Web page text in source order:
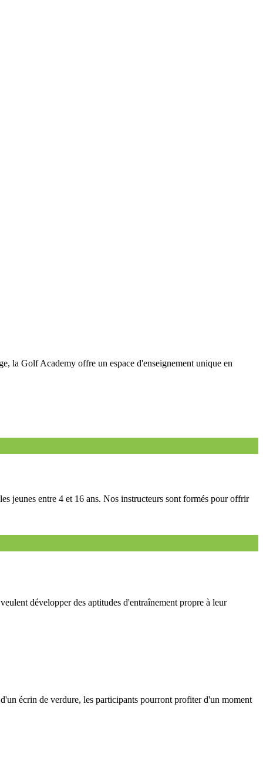
la Golf Academy offre un espace d'enseignement unique en
jeunes entre 4 et 16 ans. Nos instructeurs sont formés pour offrir
développer des aptitudes d'entraînement propre à leur
écrin de verdure, les participants pourront profiter d'un moment